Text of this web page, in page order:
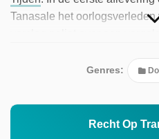
Tanasale het
en Josephine het beeld van
rijmen met een foto waarop
verzetsstrijders staat.
Genres:
Recht Op